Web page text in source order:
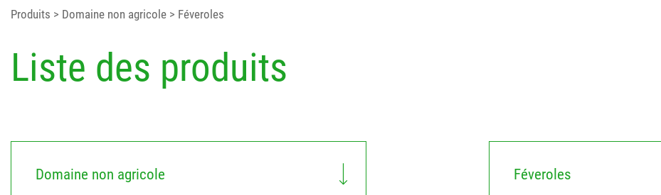
Produits > Domaine non agricole > Féveroles
Liste des produits
Domaine non agricole Féveroles